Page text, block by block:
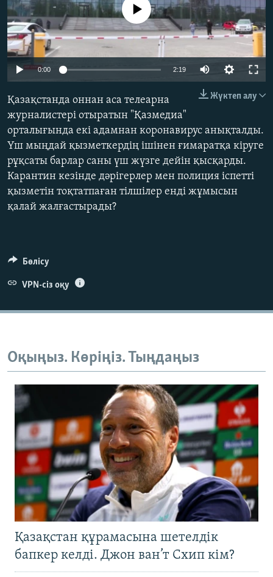
ЖАЗЫЛЫҢЫЗ
Басқа тілдерде
Auto 270p 360p
1080p
No media source currently available
0:00 2:19
480p
1080p
Жүктеп алу
Қазақстанда оннан аса телеарна
журналистері отыратын "Қазмедиа"
орталығында екі адамнан коронавирус анықталды.
Үш мыңдай қызметкердің ішінен ғимаратқа кіруге
рұқсаты барлар саны үш жүзге дейін қысқарды.
Карантин кезінде дәрігерлер мен полиция іспетті
қызметін тоқтатпаған тілшілер енді жұмысын
қалай жалғастырады?
Бөлісу
VPN-сіз оқу
Оқыңыз. Көріңіз. Тыңдаңыз
Қазақстан құрамасына шетелдік
бапкер келді. Джон ван’т Схип кім?